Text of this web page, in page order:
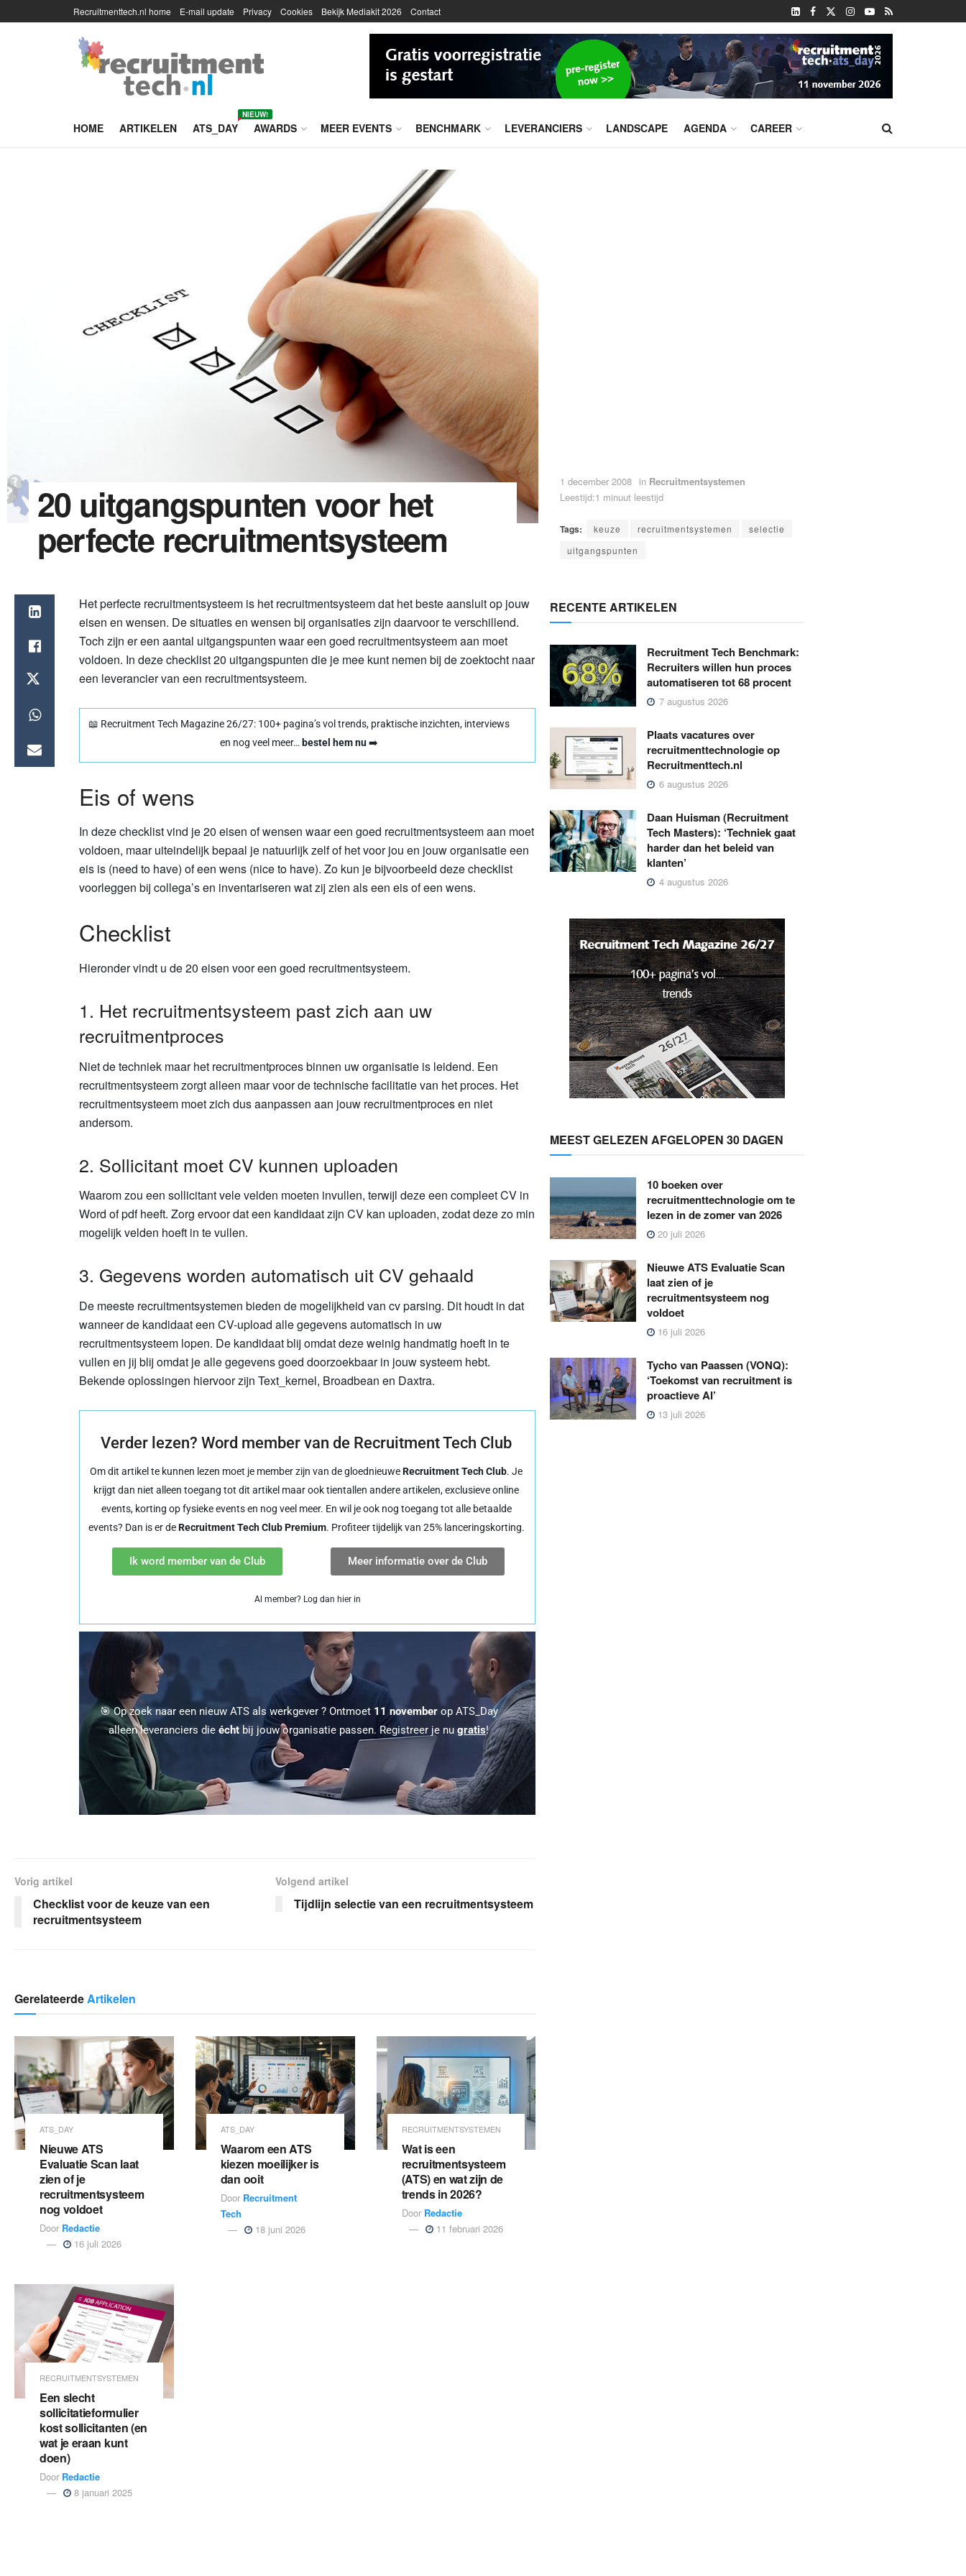
Recruitmenttech.nl home E-mail update Privacy Cookies Bekijk Mediakit 2026 Contact
HOME ARTIKELEN ATS_DAY
NIEUW!
AWARDS MEER EVENTS BENCHMARK LEVERANCIERS LANDSCAPE AGENDA CAREER
20 uitgangspunten voor het
perfecte recruitmentsysteem
1 december 2008 in Recruitmentsystemen
Leestijd:1 minuut leestijd
Tags: keuze recruitmentsystemen
selectie
uitgangspunten
Het perfecte recruitmentsysteem is het recruitmentsysteem dat het beste aansluit op jouw
eisen en wensen. De situaties en wensen bij organisaties zijn daarvoor te verschillend.
Toch zijn er een aantal uitgangspunten waar een goed recruitmentsysteem aan moet
voldoen. In deze checklist 20 uitgangspunten die je mee kunt nemen bij de zoektocht naar
een leverancier van een recruitmentsysteem.
📖 Recruitment Tech Magazine 26/27: 100+ pagina’s vol trends, praktische inzichten, interviews
en nog veel meer… bestel hem nu➡️
Eis of wens
In deze checklist vind je 20 eisen of wensen waar een goed recruitmentsysteem aan moet
voldoen, maar uiteindelijk bepaal je natuurlijk zelf of het voor jou en jouw organisatie een
eis is (need to have) of een wens (nice to have). Zo kun je bijvoorbeeld deze checklist
voorleggen bij collega’s en inventariseren wat zij zien als een eis of een wens.
Checklist
Hieronder vindt u de 20 eisen voor een goed recruitmentsysteem.
1. Het recruitmentsysteem past zich aan uw
recruitmentproces
Niet de techniek maar het recruitmentproces binnen uw organisatie is leidend. Een
recruitmentsysteem zorgt alleen maar voor de technische facilitatie van het proces. Het
recruitmentsysteem moet zich dus aanpassen aan jouw recruitmentproces en niet
andersom.
2. Sollicitant moet CV kunnen uploaden
Waarom zou een sollicitant vele velden moeten invullen, terwijl deze een compleet CV in
Word of pdf heeft. Zorg ervoor dat een kandidaat zijn CV kan uploaden, zodat deze zo min
mogelijk velden hoeft in te vullen.
3. Gegevens worden automatisch uit CV gehaald
De meeste recruitmentsystemen bieden de mogelijkheid van cv parsing. Dit houdt in dat
wanneer de kandidaat een CV-upload alle gegevens automatisch in uw
recruitmentsysteem lopen. De kandidaat blij omdat deze weinig handmatig hoeft in te
vullen en jij blij omdat je alle gegevens goed doorzoekbaar in jouw systeem hebt.
Bekende oplossingen hiervoor zijn Text_kernel, Broadbean en Daxtra.
Verder lezen? Word member van de Recruitment Tech Club
Om dit artikel te kunnen lezen moet je member zijn van de gloednieuweRecruitment Tech Club. Je
krijgt dan niet alleen toegang tot dit artikel maar ook tientallen andere artikelen, exclusieve online
events, korting op fysieke events en nog veel meer. En wil je ook nog toegang tot alle betaalde
events? Dan is er deRecruitment Tech Club Premium. Profiteer tijdelijk van 25% lanceringskorting.
Ik word member van de Club Meer informatie over de Club
Al member? Log dan hier in
🎯 Op zoek naar een nieuw ATS als werkgever ? Ontmoet 11 novemberop ATS_Day
alleen leveranciers dieécht bij jouw organisatie passen. Registreer je nugratis!
Vorig artikel
Checklist voor de keuze van een
recruitmentsysteem
Volgend artikel
Tijdlijn selectie van een recruitmentsysteem
GerelateerdeArtikelen
ATS_DAY
Nieuwe ATS
Evaluatie Scan laat
zien of je
recruitmentsysteem
nog voldoet
Door Redactie
16 juli 2026
ATS_DAY
Waarom een ATS
kiezen moeilijker is
dan ooit
Door Recruitment
Tech
18 juni 2026
RECRUITMENTSYSTEMEN
Wat is een
recruitmentsysteem
(ATS) en wat zijn de
trends in 2026?
Door Redactie
11 februari 2026
RECRUITMENTSYSTEMEN
Een slecht
sollicitatieformulier
kost sollicitanten (en
wat je eraan kunt
doen)
Door Redactie
8 januari 2025
RECENTE ARTIKELEN
Recruitment Tech Benchmark:
Recruiters willen hun proces
automatiseren tot 68 procent
7 augustus 2026
Plaats vacatures over
recruitmenttechnologie op
Recruitmenttech.nl
6 augustus 2026
Daan Huisman (Recruitment
Tech Masters): ‘Techniek gaat
harder dan het beleid van
klanten’
4 augustus 2026
MEEST GELEZEN AFGELOPEN 30 DAGEN
10 boeken over
recruitmenttechnologie om te
lezen in de zomer van 2026
20 juli 2026
Nieuwe ATS Evaluatie Scan
laat zien of je
recruitmentsysteem nog
voldoet
16 juli 2026
Tycho van Paassen (VONQ):
‘Toekomst van recruitment is
proactieve AI’
13 juli 2026